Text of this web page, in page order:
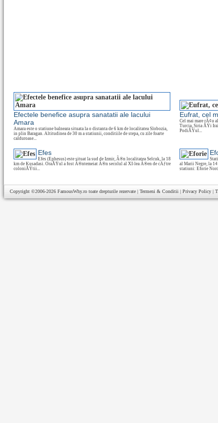
Efectele benefice asupra sanatatii ale lacului
Amara
Amara este o statiune balneara situata la o distanta de 6 km de localitatea Slobozia,
in plin Baragan. Altitudinea de 30 m a statiunii, conditiile de stepa, cu zile foarte
calduroase...
Eufrat, cel
Cel mai mare rÃ¢u
Turcia, Siria ÅŸi
PodiÅŸul...
Efes
Efes (Ephesus) este situat la sud de Izmir, Ã®n localitatea Selcuk, la 18
km de Kusadasi. OraÅŸul a fost Ã®ntemeiat Ã®n secolul al XI-lea Ã®en de cÄƒtre
coloniÅŸtii...
al Marii Negre, la
statiuni: Eforie
Copyright ©2006-2026 FamousWhy.ro toate drepturile rezervate | Termeni & Conditii | Privacy Policy |